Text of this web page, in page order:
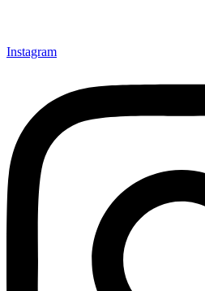
Instagram